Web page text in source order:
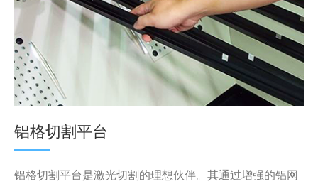
铝格切割平台
铝格切割平台是激光切割的理想伙伴。其通过增强的铝网